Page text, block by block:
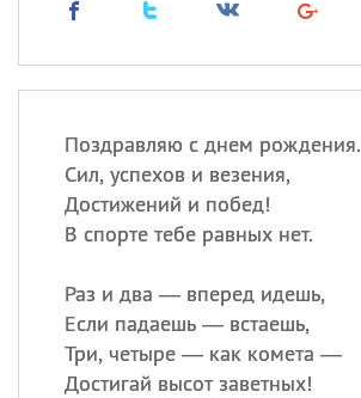
Поздравляю с днем рождения.
Сил, успехов и везения,
Достижений и побед!
В спорте тебе равных нет.
Раз и два — вперед идешь,
Если падаешь — встаешь,
Три, четыре — как комета —
Достигай высот заветных!